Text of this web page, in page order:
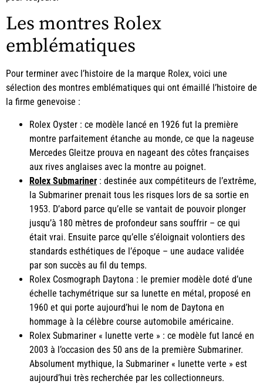
Les montres Rolex
emblématiques
Pour terminer avec l’histoire de la marque Rolex, voici une
sélection des montres emblématiques qui ont émaillé l’histoire de
la firme genevoise :
Rolex Oyster : ce modèle lancé en 1926 fut la première
montre parfaitement étanche au monde, ce que la nageuse
Mercedes Gleitze prouva en nageant des côtes françaises
aux rives anglaises avec la montre au poignet.
Rolex Submariner : destinée aux compétiteurs de l’extrême,
la Submariner prenait tous les risques lors de sa sortie en
1953. D’abord parce qu’elle se vantait de pouvoir plonger
jusqu’à 180 mètres de profondeur sans souffrir – ce qui
était vrai. Ensuite parce qu’elle s’éloignait volontiers des
standards esthétiques de l’époque – une audace validée
par son succès au fil du temps.
Rolex Cosmograph Daytona : le premier modèle doté d’une
échelle tachymétrique sur sa lunette en métal, proposé en
1960 et qui porte aujourd’hui le nom de Daytona en
hommage à la célèbre course automobile américaine.
Rolex Submariner « lunette verte » : ce modèle fut lancé en
2003 à l’occasion des 50 ans de la première Submariner.
Absolument mythique, la Submariner « lunette verte » est
aujourd’hui très recherchée par les collectionneurs.